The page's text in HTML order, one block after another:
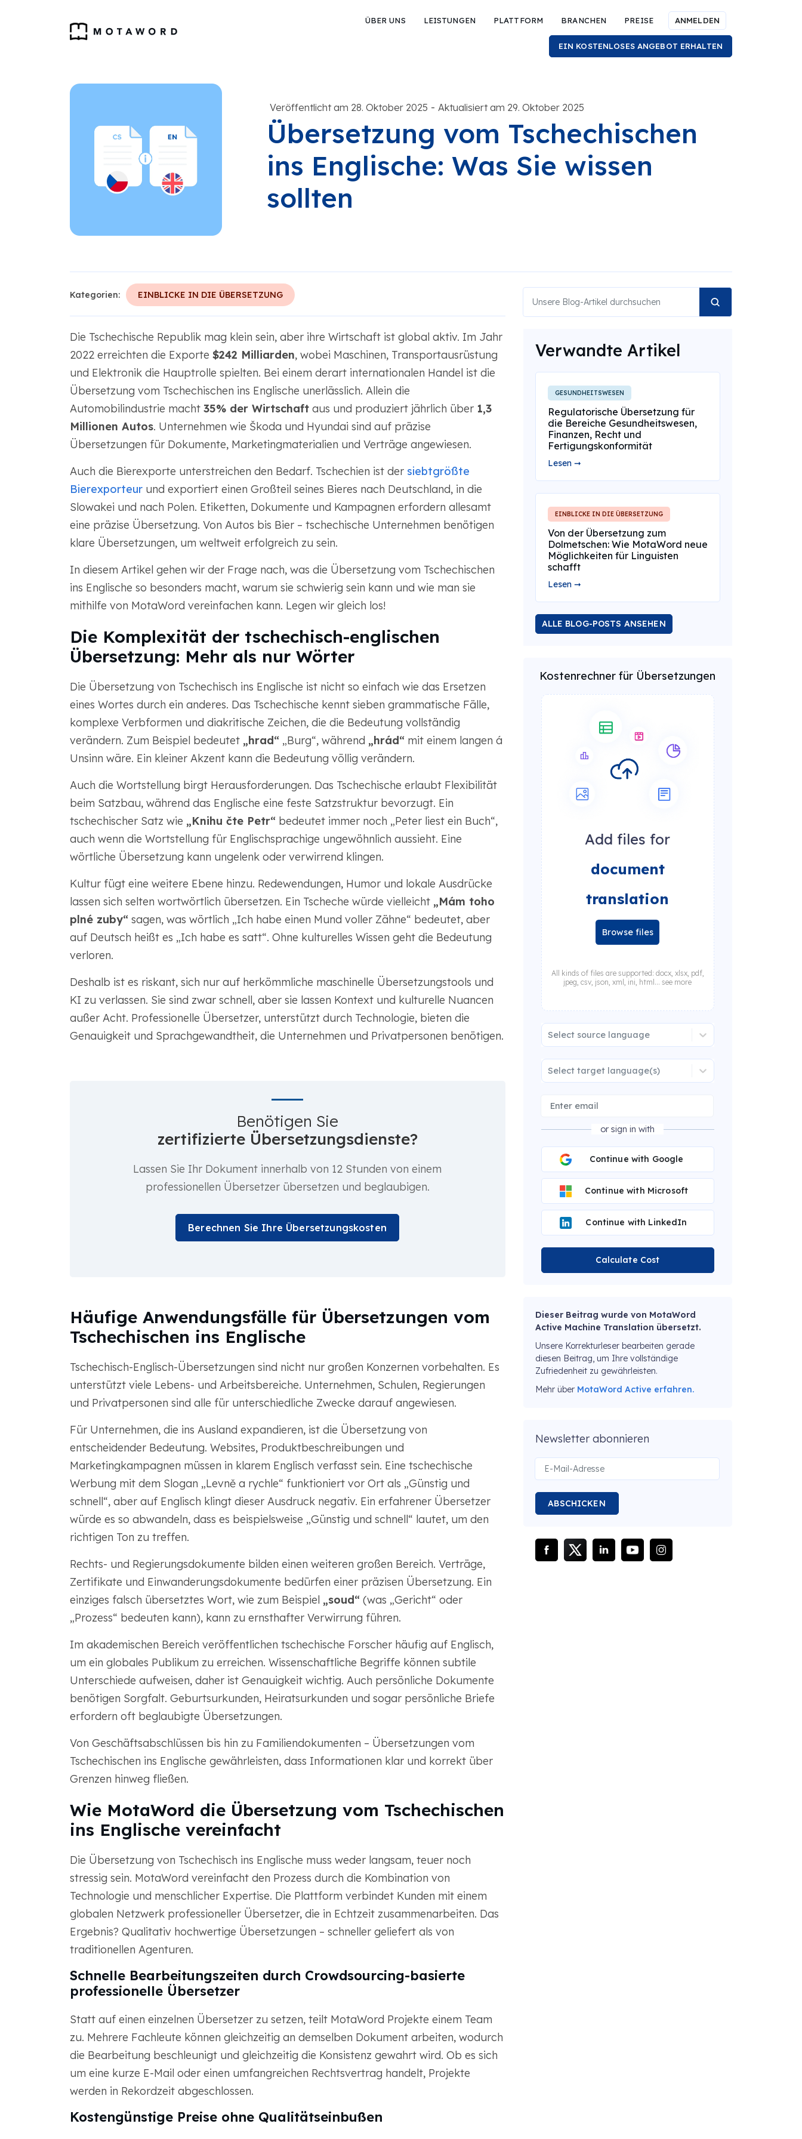
ÜBER UNS LEISTUNGEN PLATTFORM BRANCHEN PREISE ANMELDEN
EIN KOSTENLOSES ANGEBOT ERHALTEN
Veröffentlicht am 28. Oktober 2025 - Aktualisiert am 29. Oktober 2025
Übersetzung vom Tschechischen
ins Englische: Was Sie wissen
sollten
Kategorien: EINBLICKE IN DIE ÜBERSETZUNG
Die Tschechische Republik mag klein sein, aber ihre Wirtschaft ist global aktiv. Im Jahr
2022 erreichten die Exporte $242 Milliarden, wobei Maschinen, Transportausrüstung
und Elektronik die Hauptrolle spielten. Bei einem derart internationalen Handel ist die
Übersetzung vom Tschechischen ins Englische unerlässlich. Allein die
Automobilindustrie macht 35% der Wirtschaftaus und produziert jährlich über 1,3
Millionen Autos. Unternehmen wie Škoda und Hyundai sind auf präzise
Übersetzungen für Dokumente, Marketingmaterialien und Verträge angewiesen.
Auch die Bierexporte unterstreichen den Bedarf. Tschechien ist der siebtgrößte
Bierexporteurund exportiert einen Großteil seines Bieres nach Deutschland, in die
Slowakei und nach Polen. Etiketten, Dokumente und Kampagnen erfordern allesamt
eine präzise Übersetzung. Von Autos bis Bier – tschechische Unternehmen benötigen
klare Übersetzungen, um weltweit erfolgreich zu sein.
In diesem Artikel gehen wir der Frage nach, was die Übersetzung vom Tschechischen
ins Englische so besonders macht, warum sie schwierig sein kann und wie man sie
mithilfe von MotaWord vereinfachen kann. Legen wir gleich los!
Die Komplexität der tschechisch-englischen
Übersetzung: Mehr als nur Wörter
Die Übersetzung von Tschechisch ins Englische ist nicht so einfach wie das Ersetzen
eines Wortes durch ein anderes. Das Tschechische kennt sieben grammatische Fälle,
komplexe Verbformen und diakritische Zeichen, die die Bedeutung vollständig
verändern. Zum Beispiel bedeutet „hrad“„Burg“, während „hrád“mit einem langen á
Unsinn wäre. Ein kleiner Akzent kann die Bedeutung völlig verändern.
Auch die Wortstellung birgt Herausforderungen. Das Tschechische erlaubt Flexibilität
beim Satzbau, während das Englische eine feste Satzstruktur bevorzugt. Ein
tschechischer Satz wie „Knihu čte Petr“bedeutet immer noch „Peter liest ein Buch“,
auch wenn die Wortstellung für Englischsprachige ungewöhnlich aussieht. Eine
wörtliche Übersetzung kann ungelenk oder verwirrend klingen.
Kultur fügt eine weitere Ebene hinzu. Redewendungen, Humor und lokale Ausdrücke
lassen sich selten wortwörtlich übersetzen. Ein Tscheche würde vielleicht „Mám toho
plné zuby“sagen, was wörtlich „Ich habe einen Mund voller Zähne“ bedeutet, aber
auf Deutsch heißt es „Ich habe es satt“. Ohne kulturelles Wissen geht die Bedeutung
verloren.
Deshalb ist es riskant, sich nur auf herkömmliche maschinelle Übersetzungstools und
KI zu verlassen. Sie sind zwar schnell, aber sie lassen Kontext und kulturelle Nuancen
außer Acht. Professionelle Übersetzer, unterstützt durch Technologie, bieten die
Genauigkeit und Sprachgewandtheit, die Unternehmen und Privatpersonen benötigen.
Benötigen Sie
zertifizierte Übersetzungsdienste?
Lassen Sie Ihr Dokument innerhalb von 12 Stunden von einem
professionellen Übersetzer übersetzen und beglaubigen.
Berechnen Sie Ihre Übersetzungskosten
Häufige Anwendungsfälle für Übersetzungen vom
Tschechischen ins Englische
Tschechisch-Englisch-Übersetzungen sind nicht nur großen Konzernen vorbehalten. Es
unterstützt viele Lebens- und Arbeitsbereiche. Unternehmen, Schulen, Regierungen
und Privatpersonen sind alle für unterschiedliche Zwecke darauf angewiesen.
Für Unternehmen, die ins Ausland expandieren, ist die Übersetzung von
entscheidender Bedeutung. Websites, Produktbeschreibungen und
Marketingkampagnen müssen in klarem Englisch verfasst sein. Eine tschechische
Werbung mit dem Slogan „Levně a rychle“ funktioniert vor Ort als „Günstig und
schnell“, aber auf Englisch klingt dieser Ausdruck negativ. Ein erfahrener Übersetzer
würde es so abwandeln, dass es beispielsweise „Günstig und schnell“ lautet, um den
richtigen Ton zu treffen.
Rechts- und Regierungsdokumente bilden einen weiteren großen Bereich. Verträge,
Zertifikate und Einwanderungsdokumente bedürfen einer präzisen Übersetzung. Ein
einziges falsch übersetztes Wort, wie zum Beispiel „soud“(was „Gericht“ oder
„Prozess“ bedeuten kann), kann zu ernsthafter Verwirrung führen.
Im akademischen Bereich veröffentlichen tschechische Forscher häufig auf Englisch,
um ein globales Publikum zu erreichen. Wissenschaftliche Begriffe können subtile
Unterschiede aufweisen, daher ist Genauigkeit wichtig. Auch persönliche Dokumente
benötigen Sorgfalt. Geburtsurkunden, Heiratsurkunden und sogar persönliche Briefe
erfordern oft beglaubigte Übersetzungen.
Von Geschäftsabschlüssen bis hin zu Familiendokumenten – Übersetzungen vom
Tschechischen ins Englische gewährleisten, dass Informationen klar und korrekt über
Grenzen hinweg fließen.
Wie MotaWord die Übersetzung vom Tschechischen
ins Englische vereinfacht
Die Übersetzung von Tschechisch ins Englische muss weder langsam, teuer noch
stressig sein. MotaWord vereinfacht den Prozess durch die Kombination von
Technologie und menschlicher Expertise. Die Plattform verbindet Kunden mit einem
globalen Netzwerk professioneller Übersetzer, die in Echtzeit zusammenarbeiten. Das
Ergebnis? Qualitativ hochwertige Übersetzungen – schneller geliefert als von
traditionellen Agenturen.
Schnelle Bearbeitungszeiten durch Crowdsourcing-basierte
professionelle Übersetzer
Statt auf einen einzelnen Übersetzer zu setzen, teilt MotaWord Projekte einem Team
zu. Mehrere Fachleute können gleichzeitig an demselben Dokument arbeiten, wodurch
die Bearbeitung beschleunigt und gleichzeitig die Konsistenz gewahrt wird. Ob es sich
um eine kurze E-Mail oder einen umfangreichen Rechtsvertrag handelt, Projekte
werden in Rekordzeit abgeschlossen.
Kostengünstige Preise ohne Qualitätseinbußen
Verwandte Artikel
GESUNDHEITSWESEN
Regulatorische Übersetzung für
die Bereiche Gesundheitswesen,
Finanzen, Recht und
Fertigungskonformität
Lesen ➞
EINBLICKE IN DIE ÜBERSETZUNG
Von der Übersetzung zum
Dolmetschen: Wie MotaWord neue
Möglichkeiten für Linguisten
schafft
Lesen ➞
ALLE BLOG-POSTS ANSEHEN
Kostenrechner für Übersetzungen
Add files for
document
translation
Browse files
All kinds of files are supported: docx, xlsx, pdf,
jpeg, csv, json, xml, ini, html... see more
Select source language
Select target language(s)
or sign in with
Continue with Google
Continue with Microsoft
Continue with LinkedIn
Calculate Cost
Dieser Beitrag wurde von MotaWord
Active Machine Translation übersetzt.
Unsere Korrekturleser bearbeiten gerade
diesen Beitrag, um Ihre vollständige
Zufriedenheit zu gewährleisten.
Mehr über MotaWord Active erfahren.
Newsletter abonnieren
ABSCHICKEN